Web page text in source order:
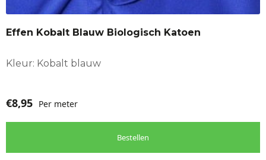
Effen Kobalt Blauw Biologisch Katoen
Kleur: Kobalt blauw
€8,95 Per meter
Bestellen